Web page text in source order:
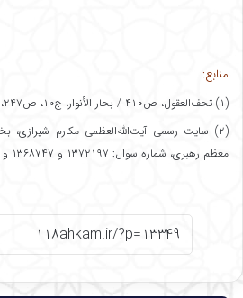
منابع:
(۱) تحف‌العقول، ص۴۱۰ / بحار الأنوار، ج۱۰، ص۲۴۷، ح ۱۳
(۲) سایت رسمی آیت‌الله‌العظمی مکارم شیرازی،
معظم رهبری، شماره سوال: ۱۳۷۲۱۹۷ و ۱۳۶۸۷۴۷ و ۸۵۳۶۹۶ و ۸۵۵۹۱۴